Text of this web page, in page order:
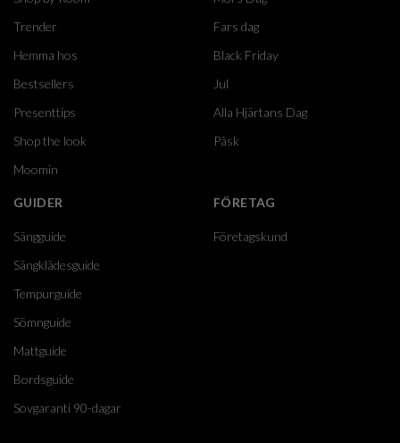
Trender
Hemma hos
Bestsellers
Presenttips
Shop the look
Moomin
Fars dag
Black Friday
Jul
Alla Hjärtans Dag
Påsk
GUIDER
Sängguide
Sängklädesguide
Tempurguide
Sömnguide
Mattguide
Bordsguide
Sovgaranti 90-dagar
FÖRETAG
Företagskund